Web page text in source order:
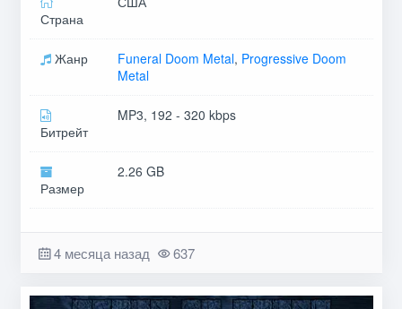
Страна
Жанр Funeral Doom Metal, Progressive Doom
Metal
Битрейт
MP3, 192 - 320 kbps
Размер
2.26 GB
4 месяца назад 637